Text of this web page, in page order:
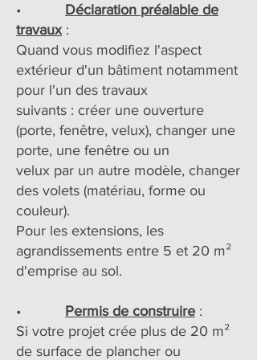
• Déclaration préalable de
travaux:
Quand vous modifiez l'aspect
extérieur d'un bâtiment notamment
pour l'un des travaux
suivants : créer une ouverture
(porte, fenêtre, velux), changer une
porte, une fenêtre ou un
velux par un autre modèle, changer
des volets (matériau, forme ou
couleur).
Pour les extensions, les
agrandissements entre 5 et 20 m²
d'emprise au sol.
• Permis de construire :
Si votre projet crée plus de 20 m²
de surface de plancher ou